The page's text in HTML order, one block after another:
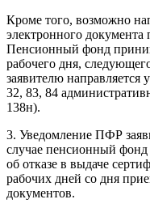
Кроме того, возможно
электронного документа
Пенсионный фонд
рабочего дня,
заявителю направляется
32, 83, 84
138н).
3. Уведомление ПФР
случае пенсионный
об отказе в выдаче
рабочих дней со дня
документов.